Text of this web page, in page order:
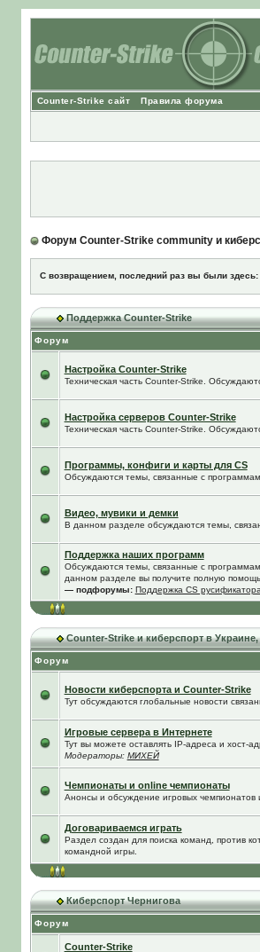
Counter-Strike сайт Правила форума
Форум Counter-Strike community и
С возвращением, последний раз вы были здесь:
Поддержка Counter-Strike
Форум
Настройка Counter-Strike
Техническая часть Counter-Strike.
Настройка серверов Counter-Strike
Техническая часть Counter-Strike.
Программы, конфиги и карты для CS
Обсуждаются темы, связанные с
Видео, мувики и демки
В данном разделе обсуждаются темы,
Поддержка наших программ
Обсуждаются темы, связанные с
данном разделе вы получите полную
— подфорумы: Поддержка CS русификатора
Counter-Strike и киберспорт в
Форум
Новости киберспорта и Counter-Strike
Тут обсуждаются глобальные новости
Игровые сервера в Интернете
Тут вы можете оставлять IP-адреса и хост-
Модераторы: МИХЕЙ
Чемпионаты и online чемпионаты
Анонсы и обсуждение игровых
Договариваемся играть
Раздел создан для поиска команд, против
командной игры.
Киберспорт Чернигова
Форум
Counter-Strike